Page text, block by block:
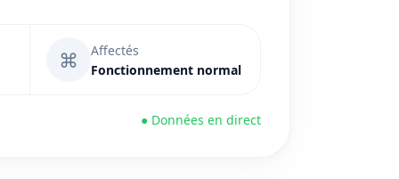
⌘
Affectés
Fonctionnement normal
● Données en direct